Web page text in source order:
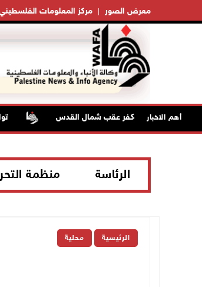
مركز المعلومات معرض الصور
أهم الاخبار
الرئاسة منظمة
الرئيسية محلية